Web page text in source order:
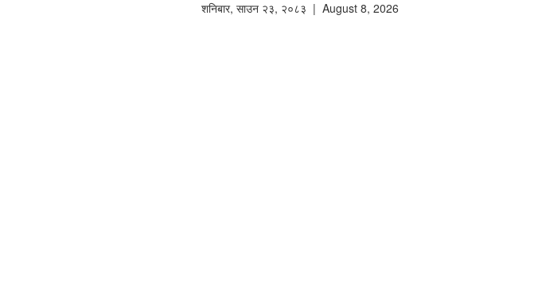
शनिबार, साउन २३, २०८३ | August 8, 2026